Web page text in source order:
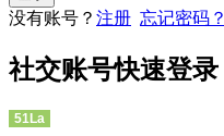
没有账号？ 注册 忘记密码？
社交账号快速登录
51La